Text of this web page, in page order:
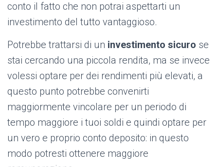
conto il fatto che non potrai aspettarti un
investimento del tutto vantaggioso.
Potrebbe trattarsi di un investimento sicuro se
stai cercando una piccola rendita, ma se invece
volessi optare per dei rendimenti più elevati, a
questo punto potrebbe convenirti
maggiormente vincolare per un periodo di
tempo maggiore i tuoi soldi e quindi optare per
un vero e proprio conto deposito: in questo
modo potresti ottenere maggiore